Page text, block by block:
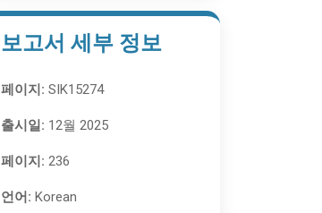
보고서 세부 정보
페이지: SIK15274
출시일: 12월 2025
페이지: 236
언어: Korean